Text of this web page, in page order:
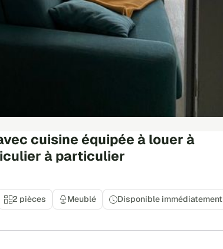
cuisine équipée à louer à
à particulier
2 pièces Meublé
Disponible immédiatement